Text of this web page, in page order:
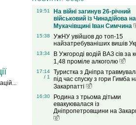
19:51
На війні загинув 26-річний
військовий із Чинадійова на
Мукачівщині Іван Симчина
15:38
УжНУ увійшов до топ-15
найзатребуваніших вишів
13:34
В Ужгороді водій ВАЗ сів за
1,48 проміле алкоголю
17:14
/ 1
Туристка з Дніпра
під час спуску з гори Гимба
Закарпатті
16:30
Родина з трьома дітьми
евакуювалася із
Дніпропетровщини на